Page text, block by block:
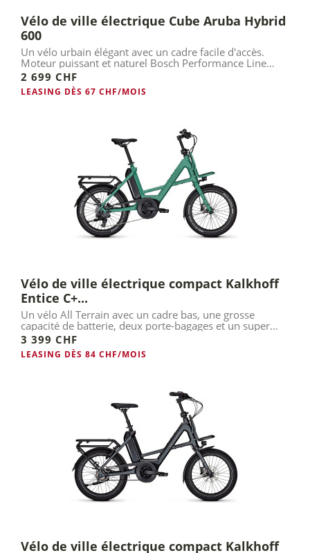
Vélo de ville électrique Cube Aruba Hybrid
600
Un vélo urbain élégant avec un cadre facile d'accès.
Moteur puissant et naturel Bosch Performance Line
(Smart).
2 699 CHF
LEASING DÈS 67 CHF/MOIS
Vélo de ville électrique compact Kalkhoff
Entice C+...
Un vélo All Terrain avec un cadre bas, une grosse
capacité de batterie, deux porte-bagages et un super
moteur Bosch.
3 399 CHF
LEASING DÈS 84 CHF/MOIS
Vélo de ville électrique compact Kalkhoff